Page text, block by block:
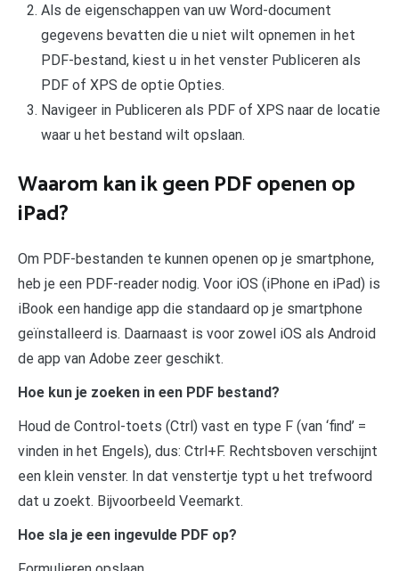
Als de eigenschappen van uw Word-document
gegevens bevatten die u niet wilt opnemen in het
PDF-bestand, kiest u in het venster Publiceren als
PDF of XPS de optie Opties.
Navigeer in Publiceren als PDF of XPS naar de locatie
waar u het bestand wilt opslaan.
Waarom kan ik geen PDF openen op
iPad?
Om PDF-bestanden te kunnen openen op je smartphone,
heb je een PDF-reader nodig. Voor iOS (iPhone en iPad) is
iBook een handige app die standaard op je smartphone
geïnstalleerd is. Daarnaast is voor zowel iOS als Android
de app van Adobe zeer geschikt.
Hoe kun je zoeken in een PDF bestand?
Houd de Control-toets (Ctrl) vast en type F (van ‘find’ =
vinden in het Engels), dus: Ctrl+F. Rechtsboven verschijnt
een klein venster. In dat venstertje typt u het trefwoord
dat u zoekt. Bijvoorbeeld Veemarkt.
Hoe sla je een ingevulde PDF op?